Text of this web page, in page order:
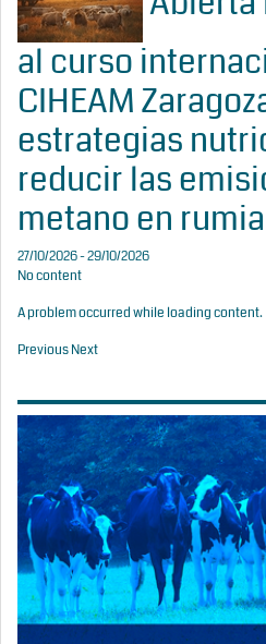
al curso
CIHEAM
estrategias
reducir las
metano en
27/10/2026 - 29/10/2026
No content
A problem occurred while loading content.
PreviousNext